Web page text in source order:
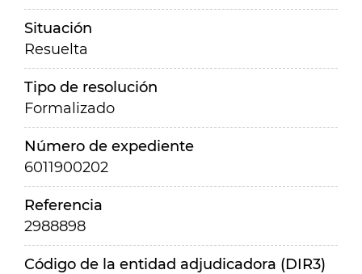
Situación
Resuelta
Tipo de resolución
Formalizado
Número de expediente
6011900202
Referencia
2988898
Código de la entidad adjudicadora (DIR3)